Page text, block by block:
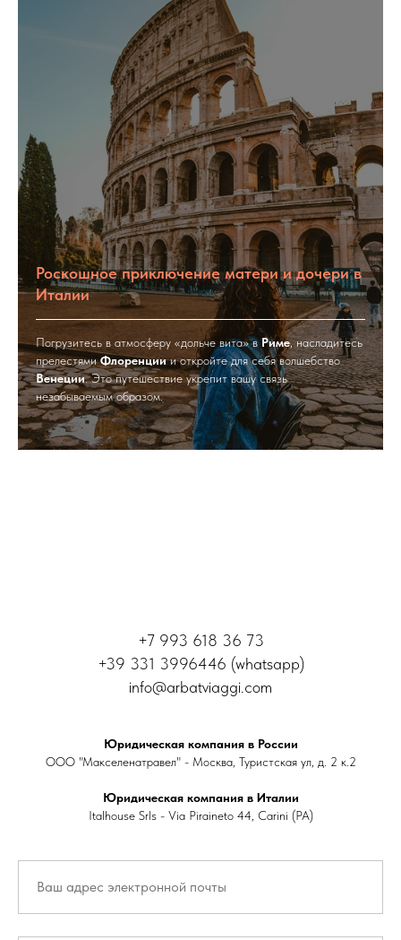
Роскошное приключение матери и дочери в
Италии
Погрузитесь в атмосферу «дольче вита» вРиме, насладитесь
прелестямиФлоренциии откройте для себя волшебство
Венеции. Это путешествие укрепит вашу связь
незабываемым образом.
+7 993 618 36 73
+39 331 3996446 (whatsapp)
info@arbatviaggi.com
Юридическая компания в России
ООО "Макселенатравел" - Москва, Туристская ул, д. 2 к.2
Юридическая компания в Италии
Italhouse Srls - Via Piraineto 44, Carini (PA)